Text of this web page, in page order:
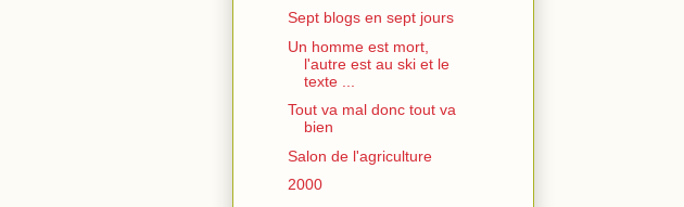
Sept blogs en sept jours
Un homme est mort,
l'autre est au ski et le
texte ...
Tout va mal donc tout va
bien
Salon de l'agriculture
2000